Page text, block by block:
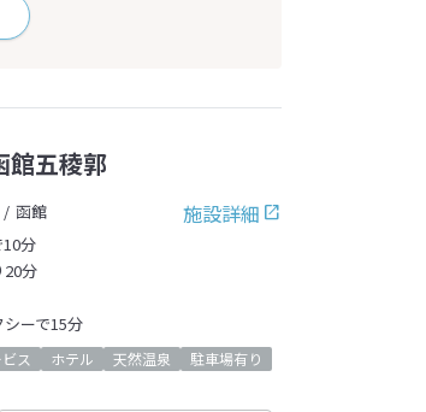
館五稜郭
施設詳細
函館
分
20分
ーで15分
ス ホテル 天然温泉
駐車場有り